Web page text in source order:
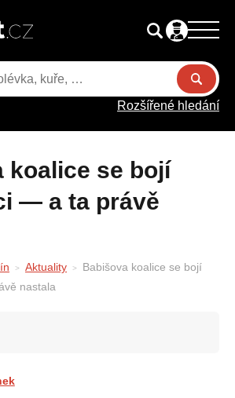
Rozšířené hledání
— a ta právě
Aktuality
Babišova koalice se bojí
nastala